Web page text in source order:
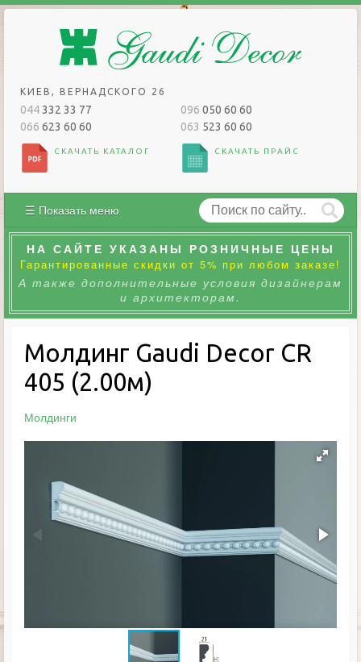
КИЕВ, ВЕРНАДСКОГО 26
044332 33 77 096 050 60 60
066 623 60 60 063 523 60 60
СКАЧАТЬ КАТАЛОГ СКАЧАТЬ ПРАЙС
☰ Показать меню
НА САЙТЕ УКАЗАНЫ РОЗНИЧНЫЕ ЦЕНЫ
Гарантированные скидки от 5% при любом заказе!
А также дополнительные условия дизайнерам
и архитекторам.
Молдинг Gaudi Decor CR
405 (2.00м)
Молдинги